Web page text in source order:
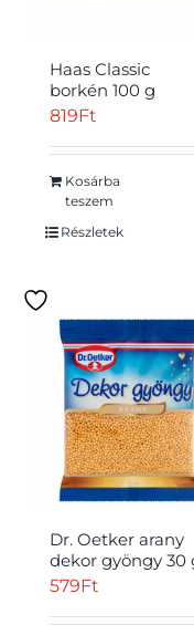
Haas Classic
borkén 100 g
819Ft
Kosárba
teszem
Részletek
Dr. Oetker arany
dekor gyöngy 30
579Ft